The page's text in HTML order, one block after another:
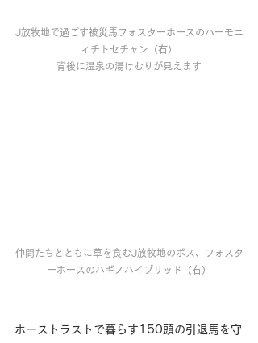
J放牧地で過ごす被災馬フォスターホースのハーモニ
ィチトセチャン（右）
背後に温泉の湯けむりが見えます
仲間たちとともに草を食むJ放牧地のボス、フォスタ
ーホースのハギノハイブリッド（右）
ホーストラストで暮らす150頭の引退馬を守